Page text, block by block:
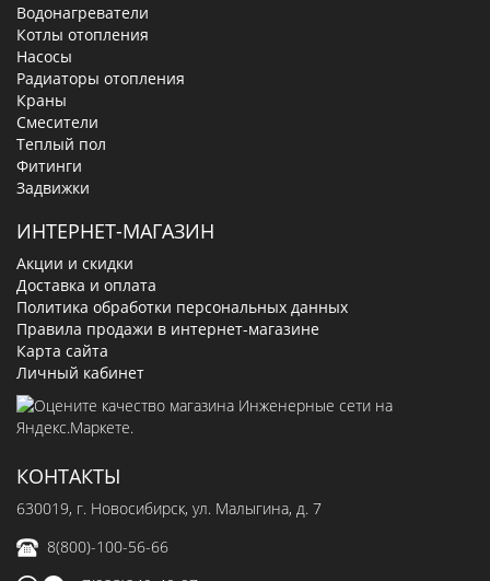
Водонагреватели
Котлы отопления
Насосы
Радиаторы отопления
Краны
Смесители
Теплый пол
Фитинги
Задвижки
ИНТЕРНЕТ-МАГАЗИН
Акции и скидки
Доставка и оплата
Политика обработки персональных данных
Правила продажи в интернет-магазине
Карта сайта
Личный кабинет
КОНТАКТЫ
630019, г. Новосибирск, ул. Малыгина, д. 7
8(800)-100-56-66